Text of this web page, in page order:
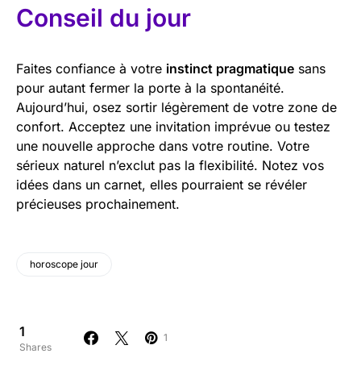
Conseil du jour
Faites confiance à votre instinct pragmatique sans
pour autant fermer la porte à la spontanéité.
Aujourd’hui, osez sortir légèrement de votre zone de
confort. Acceptez une invitation imprévue ou testez
une nouvelle approche dans votre routine. Votre
sérieux naturel n’exclut pas la flexibilité. Notez vos
idées dans un carnet, elles pourraient se révéler
précieuses prochainement.
horoscope jour
1
Shares
1